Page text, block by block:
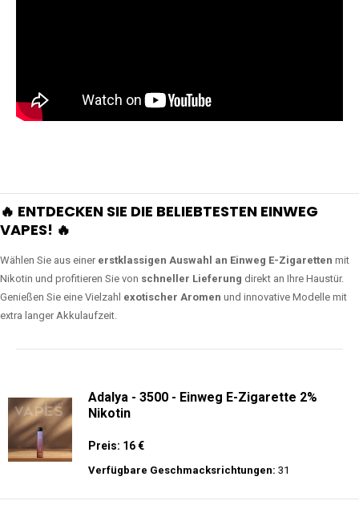
🔥 ENTDECKEN SIE DIE BELIEBTESTEN EINWEG
VAPES! 🔥
Wählen Sie aus einer erstklassigen Auswahl an Einweg E-Zigaretten mit
Nikotin und profitieren Sie von schneller Lieferung direkt an Ihre Haustür.
Genießen Sie eine Vielzahl exotischer Aromen und innovative Modelle mit
extra langer Akkulaufzeit.
Adalya - 3500 - Einweg E-Zigarette 2%
Nikotin
Preis: 16 €
Verfügbare Geschmacksrichtungen: 31